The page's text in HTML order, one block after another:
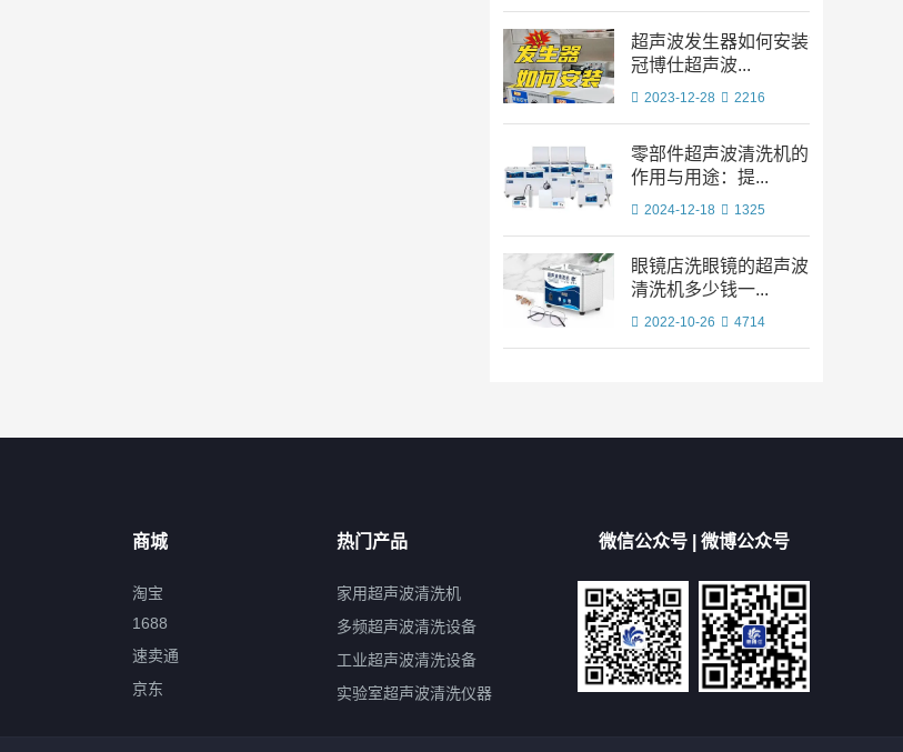
超声波发生器如何安装?
冠博仕超声波...
2023-12-28 2216
零部件超声波清洗机的
作用与用途：提...
2024-12-18 1325
眼镜店洗眼镜的超声波
清洗机多少钱一...
2022-10-26 4714
商城
淘宝
1688
速卖通
京东
热门产品
家用超声波清洗机
多频超声波清洗设备
工业超声波清洗设备
实验室超声波清洗仪器
微信公众号 | 微博公众号